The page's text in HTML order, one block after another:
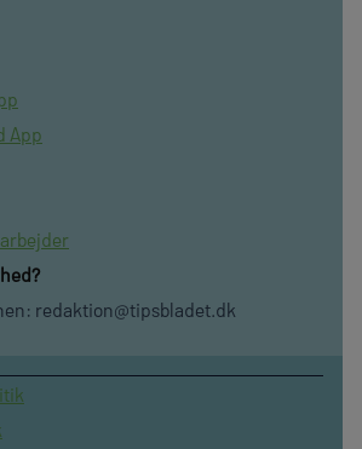
App
redaktion@tipsbladet.dk